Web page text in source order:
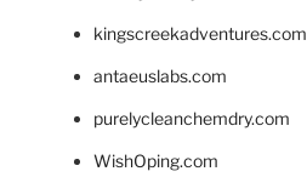
kingscreekadventures.com
antaeuslabs.com
purelycleanchemdry.com
WishOping.com